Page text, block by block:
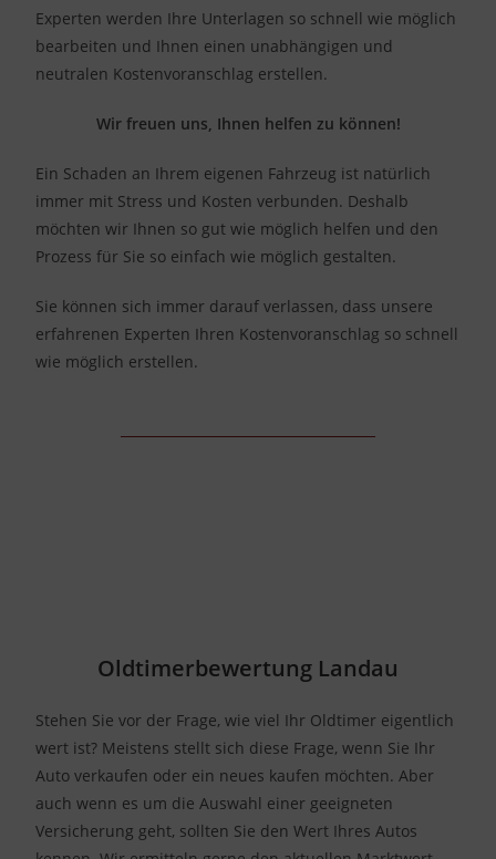
Experten werden Ihre Unterlagen so schnell wie möglich
bearbeiten und Ihnen einen unabhängigen und
neutralen Kostenvoranschlag erstellen.
Wir freuen uns, Ihnen helfen zu können!
Ein Schaden an Ihrem eigenen Fahrzeug ist natürlich
immer mit Stress und Kosten verbunden. Deshalb
möchten wir Ihnen so gut wie möglich helfen und den
Prozess für Sie so einfach wie möglich gestalten.
Sie können sich immer darauf verlassen, dass unsere
erfahrenen Experten Ihren Kostenvoranschlag so schnell
wie möglich erstellen.
Oldtimerbewertung Landau
Stehen Sie vor der Frage, wie viel Ihr Oldtimer eigentlich
wert ist? Meistens stellt sich diese Frage, wenn Sie Ihr
Auto verkaufen oder ein neues kaufen möchten. Aber
auch wenn es um die Auswahl einer geeigneten
Versicherung geht, sollten Sie den Wert Ihres Autos